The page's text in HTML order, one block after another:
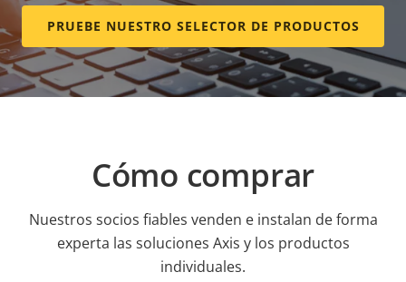
PRUEBE NUESTRO SELECTOR DE PRODUCTOS
Cómo comprar
Nuestros socios fiables venden e instalan de forma
experta las soluciones Axis y los productos
individuales.